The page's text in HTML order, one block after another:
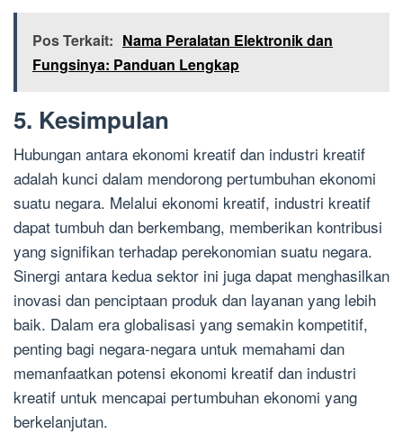
Pos Terkait: Nama Peralatan Elektronik dan
Fungsinya: Panduan Lengkap
5. Kesimpulan
Hubungan antara ekonomi kreatif dan industri kreatif
adalah kunci dalam mendorong pertumbuhan ekonomi
suatu negara. Melalui ekonomi kreatif, industri kreatif
dapat tumbuh dan berkembang, memberikan kontribusi
yang signifikan terhadap perekonomian suatu negara.
Sinergi antara kedua sektor ini juga dapat menghasilkan
inovasi dan penciptaan produk dan layanan yang lebih
baik. Dalam era globalisasi yang semakin kompetitif,
penting bagi negara-negara untuk memahami dan
memanfaatkan potensi ekonomi kreatif dan industri
kreatif untuk mencapai pertumbuhan ekonomi yang
berkelanjutan.